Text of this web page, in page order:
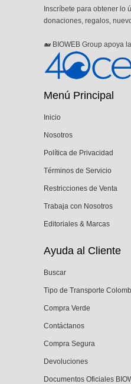
Inscríbete para obtener lo
donaciones, regalos,
🐋 BIOWEB Group apoya
Menú Principal
Inicio
Nosotros
Política de Privacidad
Términos de Servicio
Restricciones de Venta
Trabaja con Nosotros
Editoriales & Marcas
Ayuda al Cliente
Buscar
Tipo de Transporte
Compra Verde
Contáctanos
Compra Segura
Devoluciones
Documentos Oficiales